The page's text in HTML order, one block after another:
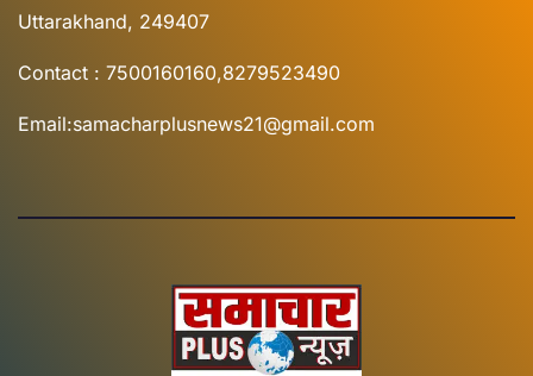
Uttarakhand, 249407
Contact : 7500160160,8279523490
Email:samacharplusnews21@gmail.com